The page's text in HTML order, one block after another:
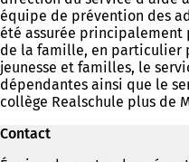
équipe de prévention des
été assurée principalement
de la famille, en particulier
jeunesse et familles, le
dépendantes ainsi que le
collège Realschule plus de
Contact